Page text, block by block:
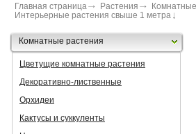
Главная страница Растения
Интерьерные растения свыше 1 метра
Комнатные растения
Цветущие комнатные растения
Декоративно-лиственные
Орхидеи
Кактусы и суккуленты